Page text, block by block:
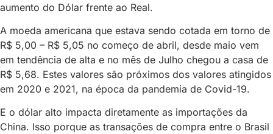
aumento do Dólar frente ao Real.
A moeda americana que estava sendo cotada em torno de
R$ 5,00 – R$ 5,05 no começo de abril, desde maio vem
em tendência de alta e no mês de Julho chegou a casa de
R$ 5,68. Estes valores são próximos dos valores atingidos
em 2020 e 2021, na época da pandemia de Covid-19.
E o dólar alto impacta diretamente as importações da
China. Isso porque as transações de compra entre o Brasil